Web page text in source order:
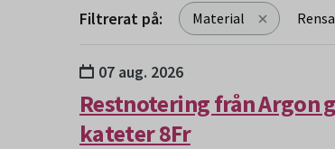
Filtrerat på: Material
Sökresultat
Restnotering från Argon
kateter 8Fr
07 aug. 2026